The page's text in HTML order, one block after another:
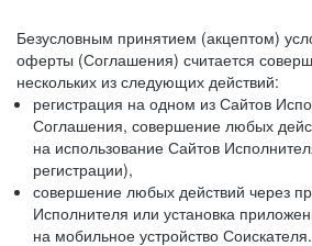
Безусловным принятием (акцептом)
оферты (Соглашения) считается
нескольких из следующих действий:
регистрация на одном из Сайтов
Соглашения, совершение любых
на использование Сайтов
регистрации),
совершение любых действий через
Исполнителя или установка
на мобильное устройство Соискателя.